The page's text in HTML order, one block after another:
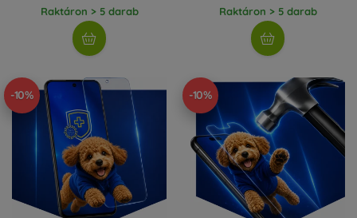
Raktáron > 5 darab Raktáron > 5 darab
-10% -10%